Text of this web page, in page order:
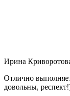
Ирина
Отлично
довольны,